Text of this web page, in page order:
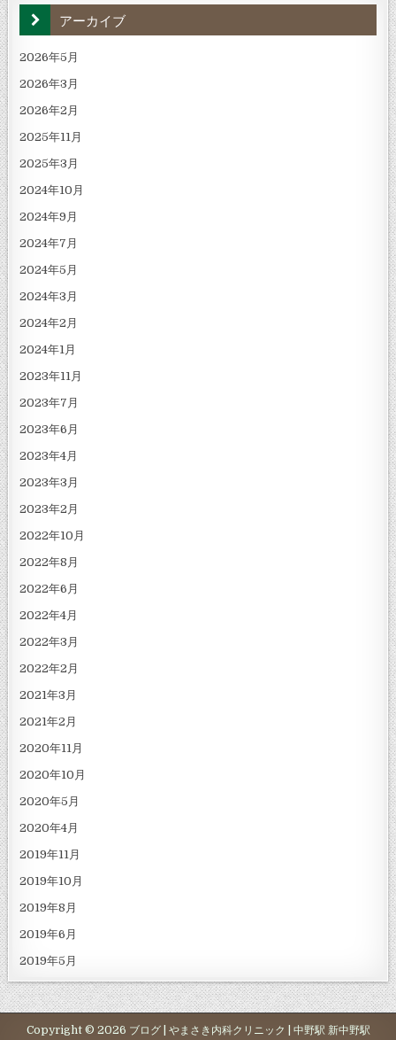
アーカイブ
2026年5月
2026年3月
2026年2月
2025年11月
2025年3月
2024年10月
2024年9月
2024年7月
2024年5月
2024年3月
2024年2月
2024年1月
2023年11月
2023年7月
2023年6月
2023年4月
2023年3月
2023年2月
2022年10月
2022年8月
2022年6月
2022年4月
2022年3月
2022年2月
2021年3月
2021年2月
2020年11月
2020年10月
2020年5月
2020年4月
2019年11月
2019年10月
2019年8月
2019年6月
2019年5月
Copyright © 2026 ブログ | やまさき内科クリニック | 中野駅 新中野駅